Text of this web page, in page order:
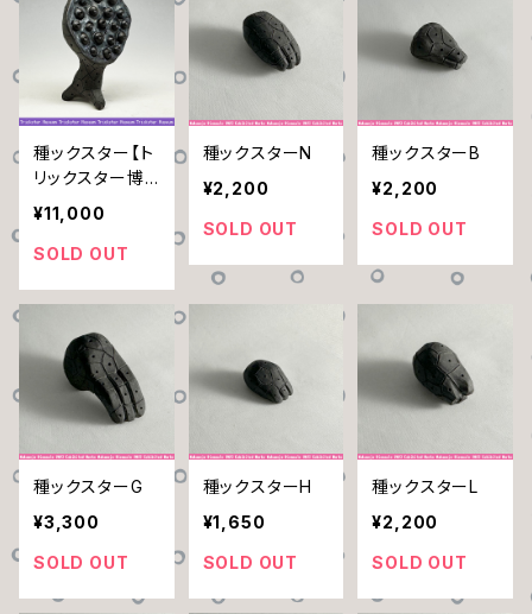
種ックスター【ト
リックスター博
物館】
¥11,000
SOLD OUT
種ックスターN
¥2,200
SOLD OUT
種ックスターB
¥2,200
SOLD OUT
種ックスターG
¥3,300
SOLD OUT
種ックスターH
¥1,650
SOLD OUT
種ックスターL
¥2,200
SOLD OUT